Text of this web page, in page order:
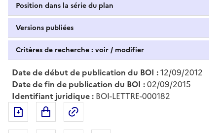
Position dans la série du plan
Versions publiées
Critères de recherche : voir / modifier
Date de début de publication du BOI :12/09/2012
Date de fin de publication du BOI :02/09/2015
Identifiant juridique : BOI-LETTRE-000182
Exporter le document au format pdf